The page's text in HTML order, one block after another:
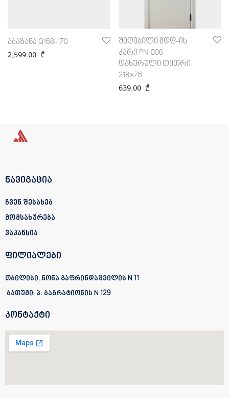
აბაზანა Q168-170
2,599.00 ₾
შეღებილი მდფ-ის
კარი PN-006
დახურული თეთრი
218×76
639.00 ₾
ნავიგაცია
ჩვენ შესახებ
მომსახურება
ვაკანსია
ფილიალები
თბილისი, ნონა გაფრინდაშვილის N 11
ბათუმი, პ. ბაგრატიონის N 129
კონტაქტი